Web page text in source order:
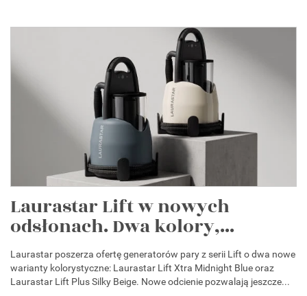
Laurastar Lift w nowych
odsłonach. Dwa kolory,...
Laurastar poszerza ofertę generatorów pary z serii Lift o dwa nowe
warianty kolorystyczne: Laurastar Lift Xtra Midnight Blue oraz
Laurastar Lift Plus Silky Beige. Nowe odcienie pozwalają jeszcze...